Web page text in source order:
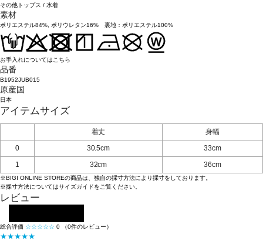
その他トップス / 水着
素材
ポリエステル84%, ポリウレタン16% 裏地：ポリエステル100%
お手入れについてはこちら
品番
B1952JUB015
原産国
日本
アイテムサイズ
着丈
身幅
0
30.5cm
33cm
1
32cm 36cm
※BIGI ONLINE STOREの商品は、独自の採寸方法により採寸をしております。
※採寸方法についてはサイズガイドをご覧ください。
レビュー
総合評価 ☆☆☆☆☆ 0 （0件のレビュー）
★★★★★